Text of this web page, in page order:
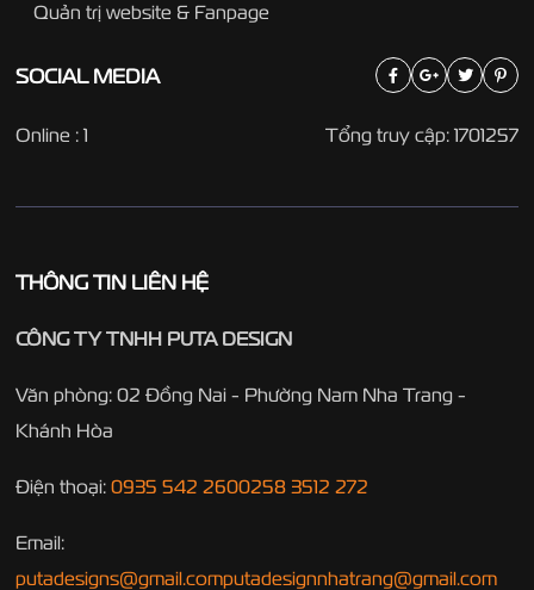
Quản trị website & Fanpage
SOCIAL MEDIA
Tổng truy cập: 1701257
Online : 1
THÔNG TIN LIÊN HỆ
CÔNG TY TNHH PUTA DESIGN
Văn phòng: 02 Đồng Nai - Phường Nam Nha Trang -
Khánh Hòa
Điện thoại: 0935 542 2600258 3512 272
Email:
putadesigns@gmail.computadesignnhatrang@gmail.com